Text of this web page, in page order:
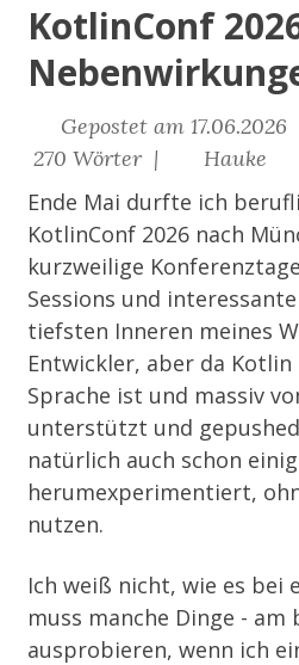
KotlinConf
Gepostet am 17.06.2026
270 Wörter |
Hauke
Ende Mai durfte ich
KotlinConf 2026 nach
kurzweilige
Sessions und
tiefsten Inneren meines
Entwickler, aber da Kotlin
Sprache ist und massiv
unterstützt und
natürlich auch schon
herumexperimentiert,
nutzen.
Ich weiß nicht, wie es bei
muss manche Dinge -
ausprobieren, wenn ich